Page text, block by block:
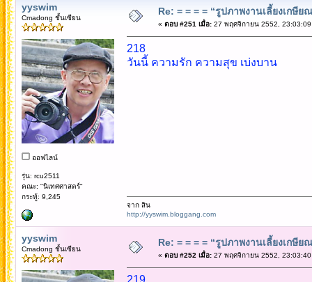
yyswim
Cmadong ชั้นเซียน
ออฟไลน์
รุ่น: rcu2511
คณะ: "นิเทศศาสตร์"
กระทู้: 9,245
Re: = = = = “รูปภาพงานเลี้ยงเกษี
« ตอบ #251 เมื่อ:27 พฤศจิกายน 2552, 23:03:09
218
วันนี้ ความรัก ความสุข เบ่งบาน
จาก สิน
http://yyswim.bloggang.com
yyswim
Cmadong ชั้นเซียน
Re: = = = = “รูปภาพงานเลี้ยงเกษี
« ตอบ #252 เมื่อ:27 พฤศจิกายน 2552, 23:03:40
219